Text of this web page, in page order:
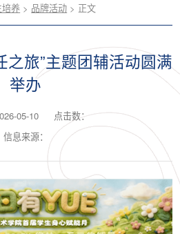
养 > 品牌活动 > 正文
之旅”主题团辅活动圆满
举办
05-10
点击数：
信息来源：